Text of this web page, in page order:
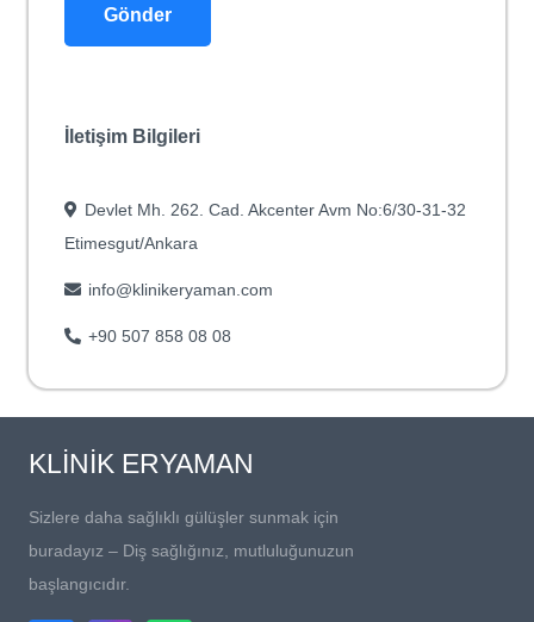
Gönder
İletişim Bilgileri
Devlet Mh. 262. Cad. Akcenter Avm No:6/30-31-32
Etimesgut/Ankara
info@klinikeryaman.com
+90 507 858 08 08
KLİNİK ERYAMAN
Sizlere daha sağlıklı gülüşler sunmak için
buradayız – Diş sağlığınız, mutluluğunuzun
başlangıcıdır.